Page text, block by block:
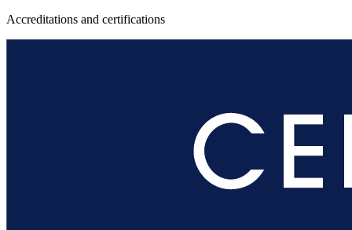
Accreditations and certifications